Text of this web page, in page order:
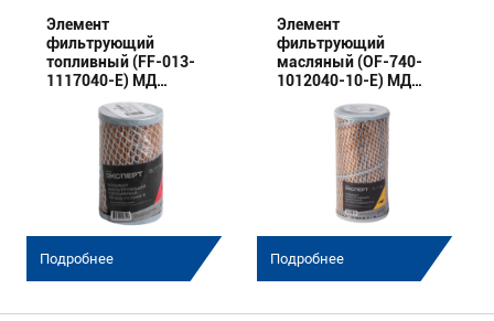
Элемент
фильтрующий
топливный (FF-013-
1117040-E) МД
(Эксперт)
Подробнее
Элемент
фильтрующий
масляный (OF-740-
1012040-10-E) МД
Подробнее